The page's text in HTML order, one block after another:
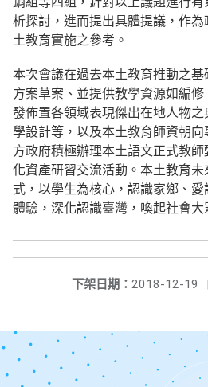
析探討，進而提出具體提議，作
土教育實施之參考。
本次會議在過去本土教育推動之
方案草案、並提供教學資源如編
發佈置各領域表現傑出在地人物
學設計等，以及本土教育師資朝
方政府積極辦理本土語文正式教
化資產研習交流活動。本土教育
式，以學生為核心，認識家鄉、
體驗，深化認識臺灣，喚起社會大
下架日期： 2018-12-19
|